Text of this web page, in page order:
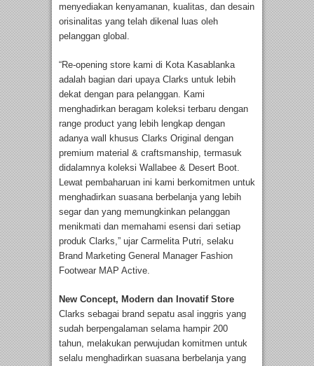
menyediakan kenyamanan, kualitas, dan desain
orisinalitas yang telah dikenal luas oleh
pelanggan global.
“Re-opening store kami di Kota Kasablanka
adalah bagian dari upaya Clarks untuk lebih
dekat dengan para pelanggan. Kami
menghadirkan beragam koleksi terbaru dengan
range product yang lebih lengkap dengan
adanya wall khusus Clarks Original dengan
premium material & craftsmanship, termasuk
didalamnya koleksi Wallabee & Desert Boot.
Lewat pembaharuan ini kami berkomitmen untuk
menghadirkan suasana berbelanja yang lebih
segar dan yang memungkinkan pelanggan
menikmati dan memahami esensi dari setiap
produk Clarks,” ujar Carmelita Putri, selaku
Brand Marketing General Manager Fashion
Footwear MAP Active.
New Concept, Modern dan Inovatif Store
Clarks sebagai brand sepatu asal inggris yang
sudah berpengalaman selama hampir 200
tahun, melakukan perwujudan komitmen untuk
selalu menghadirkan suasana berbelanja yang